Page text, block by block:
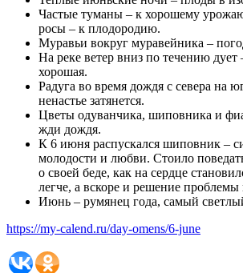
Частые туманы – к хорошему
росы – к плодородию.
Муравьи вокруг муравейника –
На реке ветер вниз по течению дует
хорошая.
Радуга во время дождя с севера на
ненастье затянется.
Цветы одуванчика, шиповника и
жди дождя.
К 6 июня распускался шиповник –
молодости и любви. Стоило
о своей беде, как на сердце
легче, а вскоре и решение проблемы
Июнь – румянец года, самый
https://my-calend.ru/day-omens/6-june